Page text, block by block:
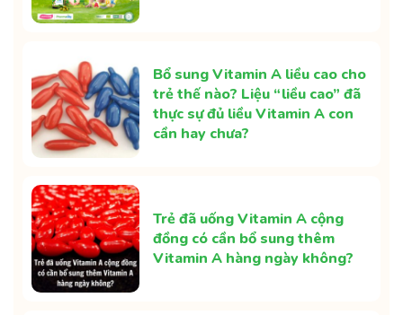
Bổ sung Vitamin A liều cao cho
trẻ thế nào? Liệu “liều cao” đã
thực sự đủ liều Vitamin A con
cần hay chưa?
Trẻ đã uống Vitamin A cộng
đồng có cần bổ sung thêm
Vitamin A hàng ngày không?